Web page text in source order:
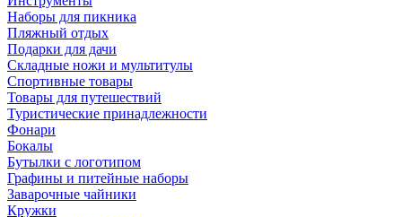
Наборы для пикника
Пляжный отдых
Подарки для дачи
Складные ножи и мультитулы
Спортивные товары
Товары для путешествий
Туристические принадлежности
Фонари
Бокалы
Бутылки с логотипом
Графины и питейные наборы
Заварочные чайники
Кружки